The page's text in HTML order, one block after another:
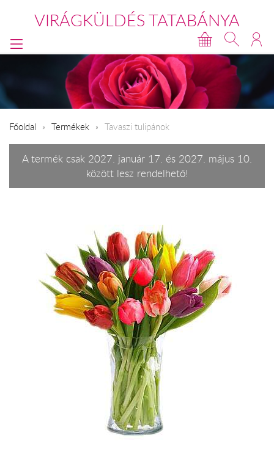
VIRÁGKÜLDÉS TATABÁNYA
Főoldal Termékek Tavaszi tulipánok
A termék csak 2027. január 17. és 2027. május 10.
között lesz rendelhető!